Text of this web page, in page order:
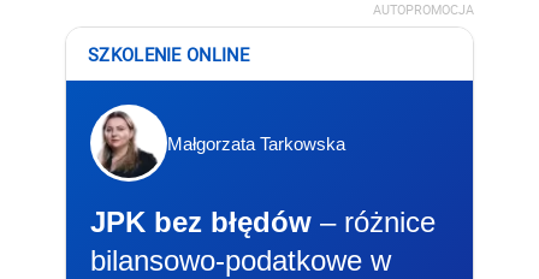
AUTOPROMOCJA
SZKOLENIE ONLINE
Małgorzata Tarkowska
JPK bez błędów – różnice
bilansowo-podatkowe w